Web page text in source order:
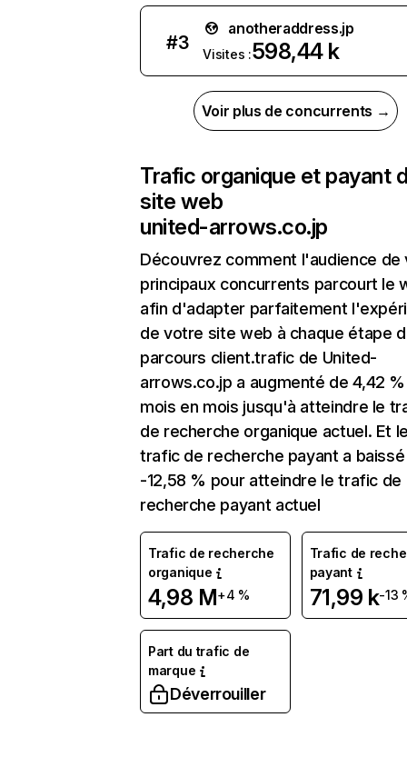
#3
anotheraddress.jp
Visites :598,44 k
Voir plus de concurrents →
Trafic organique et payant
site web
united-arrows.co.jp
Découvrez comment l'audience de
principaux concurrents parcourt le
afin d'adapter parfaitement
de votre site web à chaque étape
parcours client.trafic de United-
arrows.co.jp a augmenté de 4,42
mois en mois jusqu'à atteindre le
de recherche organique actuel. Et
trafic de recherche payant a
-12,58 % pour atteindre le trafic de
recherche payant actuel
Trafic de recherche
organique
4,98 M+4 %
Trafic de
payant
71,99 k-13
Part du trafic de
marque
Déverrouiller